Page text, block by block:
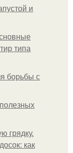
и
типа
борьбы с
грядку.
как